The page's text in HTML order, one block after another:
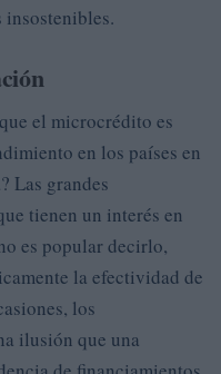
insostenibles.
el microcrédito es
en los países en
Las grandes
tienen un interés en
es popular decirlo,
la efectividad de
los
ilusión que una